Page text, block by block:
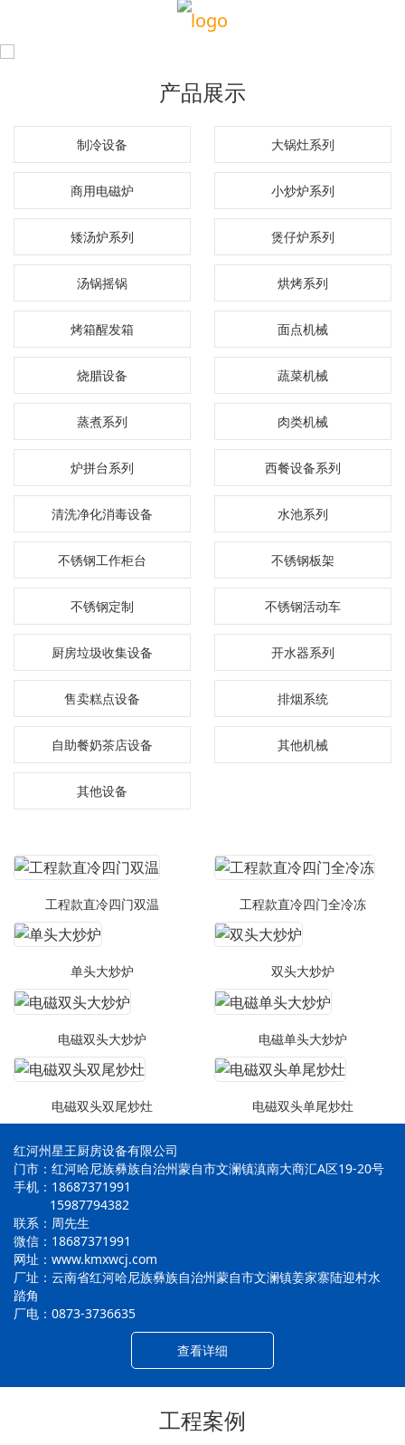
产品展示
制冷设备 大锅灶系列
商用电磁炉 小炒炉系列
矮汤炉系列 煲仔炉系列
汤锅摇锅 烘烤系列
烤箱醒发箱 面点机械
烧腊设备 蔬菜机械
蒸煮系列 肉类机械
炉拼台系列 西餐设备系列
清洗净化消毒设备 水池系列
不锈钢工作柜台 不锈钢板架
不锈钢定制 不锈钢活动车
厨房垃圾收集设备 开水器系列
售卖糕点设备 排烟系统
自助餐奶茶店设备 其他机械
其他设备
工程款直冷四门双温 工程款直冷四门全冷冻
单头大炒炉 双头大炒炉
电磁双头大炒炉 电磁单头大炒炉
电磁双头双尾炒灶 电磁双头单尾炒灶
红河州星王厨房设备有限公司
门市：红河哈尼族彝族自治州蒙自市文澜镇滇南大商汇A区19-20号
手机：18687371991
15987794382
联系：周先生
微信：18687371991
网址：www.kmxwcj.com
厂址：云南省红河哈尼族彝族自治州蒙自市文澜镇姜家寨陆迎村水
踏角
厂电：0873-3736635
查看详细
工程案例